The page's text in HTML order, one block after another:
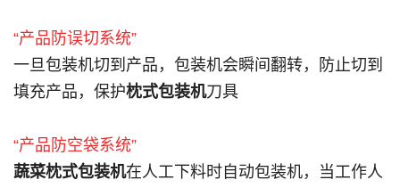
“产品防误切系统”
一旦包装机切到产品，包装机会瞬间翻转，防止切到
填充产品，保护枕式包装机刀具
“产品防空袋系统”
蔬菜枕式包装机在人工下料时自动包装机，当工作人